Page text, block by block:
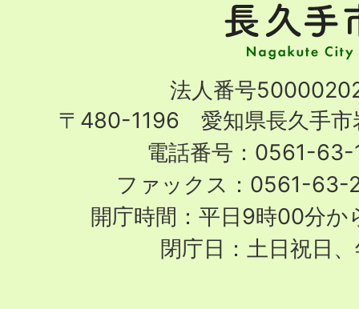
手
市
City
法人番号
〒480-1196 愛知県長久手市
電話番号：0561-63-
ファックス：0561-63-
開庁時間：平日9時00分か
閉庁日：土日祝日